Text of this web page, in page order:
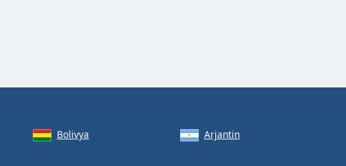
Bolivya Arjantin